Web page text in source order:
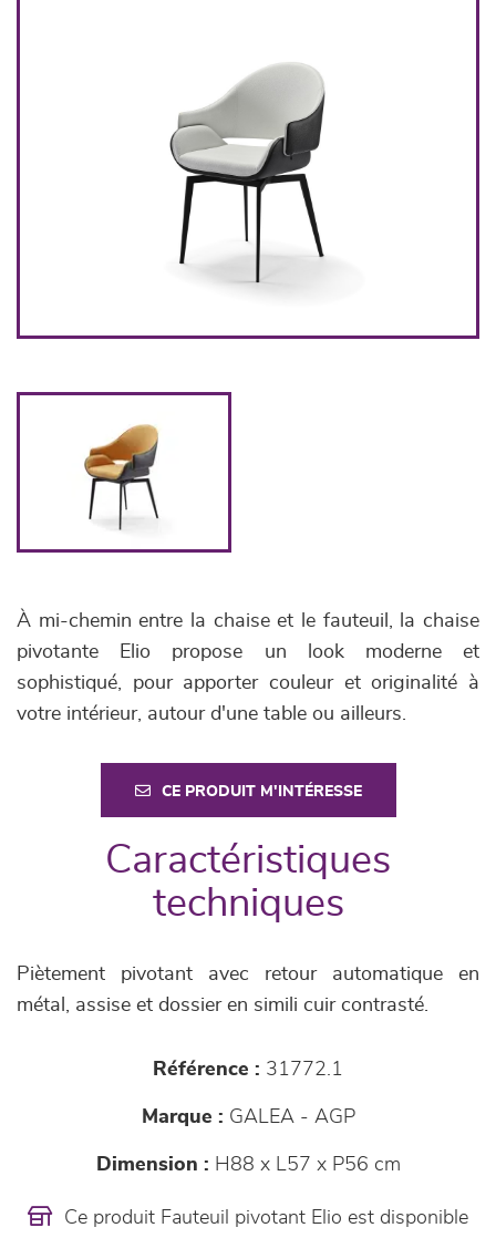
À mi-chemin entre la chaise et le fauteuil, la chaise
pivotante Elio propose un look moderne et
sophistiqué, pour apporter couleur et originalité à
votre intérieur, autour d'une table ou ailleurs.
CE PRODUIT M'INTÉRESSE
Caractéristiques
techniques
Piètement pivotant avec retour automatique en
métal, assise et dossier en simili cuir contrasté.
Référence : 31772.1
Marque : GALEA - AGP
Dimension : H88 x L57 x P56 cm
Ce produit Fauteuil pivotant Elio est disponible